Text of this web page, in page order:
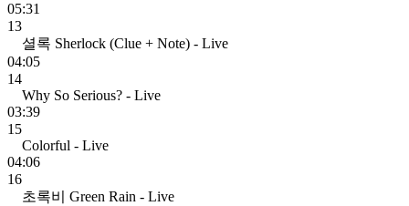
05:31
13
셜록 Sherlock (Clue + Note) - Live
04:05
14
Why So Serious? - Live
03:39
15
Colorful - Live
04:06
16
초록비 Green Rain - Live